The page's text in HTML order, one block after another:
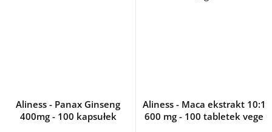
Aliness - Panax Ginseng
400mg - 100 kapsułek
Aliness - Maca ekstrakt 10:1
600 mg - 100 tabletek vege